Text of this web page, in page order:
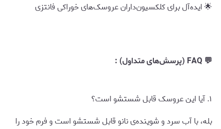
🌟 ایده‌آل برای کلکسیون‌داران عروسک‌های خوراکی فانتزی
💬 FAQ (پرسش‌های متداول) :
۱. آیا این عروسک قابل شستشو است؟
بله، با آب سرد و شوینده‌ی نانو قابل شستشو است و فرم خود را